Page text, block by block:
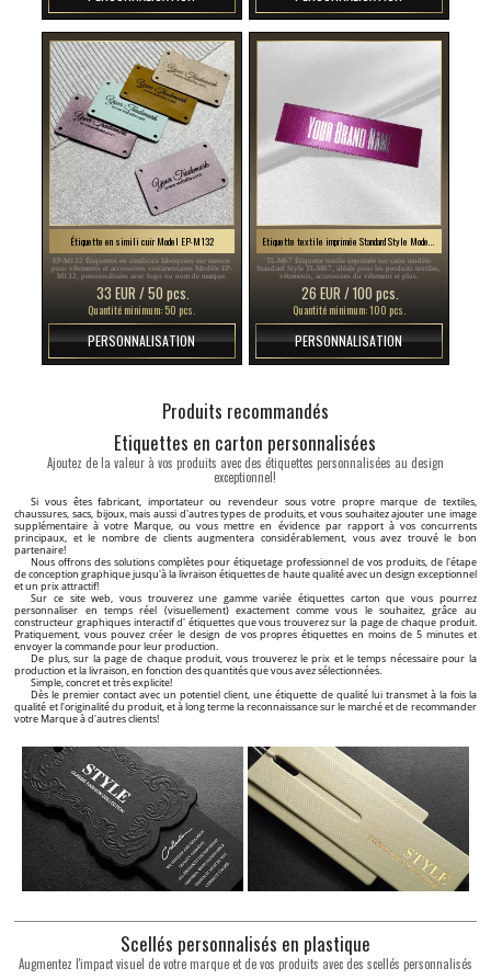
Étiquette en simili cuir Model EP-M132
EP-M132 Étiquettes en similicuir fabriquées sur mesure
pour vêtements et accessoires vestimentaires Modèle EP-
M132, personnalisées avec logo ou nom de marque.
33 EUR / 50 pcs.
Quantité minimum: 50 pcs.
PERSONNALISATION
Etiquette textile imprimée Standard Style Model TL-M67
TL-M67 Étiquette textile imprimée sur satin modèle
Standard Style TL-M67, idéale pour les produits textiles,
vêtements, accessoires du vêtement et plus.
26 EUR / 100 pcs.
Quantité minimum: 100 pcs.
PERSONNALISATION
Produits recommandés
Etiquettes en carton personnalisées
Ajoutez de la valeur à vos produits avec des étiquettes personnalisées au design
exceptionnel!
Si vous êtes fabricant, importateur ou revendeur sous votre propre marque de textiles,
chaussures, sacs, bijoux, mais aussi d'autres types de produits, et vous souhaitez ajouter une image
supplémentaire à votre Marque, ou vous mettre en évidence par rapport à vos concurrents
principaux, et le nombre de clients augmentera considérablement, vous avez trouvé le bon
partenaire!
Nous offrons des solutions complètes pour étiquetage professionnel de vos produits, de l'étape
de conception graphique jusqu'à la livraison étiquettes de haute qualité avec un design exceptionnel
et un prix attractif!
Sur ce site web, vous trouverez une gamme variée étiquettes carton que vous pourrez
personnaliser en temps réel (visuellement) exactement comme vous le souhaitez, grâce au
constructeur graphiques interactif d' étiquettes que vous trouverez sur la page de chaque produit.
Pratiquement, vous pouvez créer le design de vos propres étiquettes en moins de 5 minutes et
envoyer la commande pour leur production.
De plus, sur la page de chaque produit, vous trouverez le prix et le temps nécessaire pour la
production et la livraison, en fonction des quantités que vous avez sélectionnées.
Simple, concret et très explicite!
Dès le premier contact avec un potentiel client, une étiquette de qualité lui transmet à la fois la
qualité et l'originalité du produit, et à long terme la reconnaissance sur le marché et de recommander
votre Marque à d'autres clients!
Scellés personnalisés en plastique
Augmentez l'impact visuel de votre marque et de vos produits avec des scellés personnalisés